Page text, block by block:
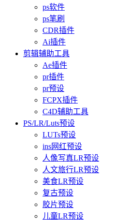
ps软件
ps笔刷
CDR插件
Ai插件
剪辑辅助工具
Ae插件
pr插件
pr预设
FCPX插件
C4D辅助工具
PS/LR/Luts预设
LUTs预设
ins网红预设
人像写真LR预设
人文旅行LR预设
美食LR预设
复古预设
胶片预设
儿童LR预设